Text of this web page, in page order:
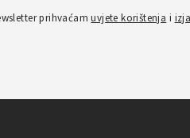
prihvaćamuvjete korištenja i